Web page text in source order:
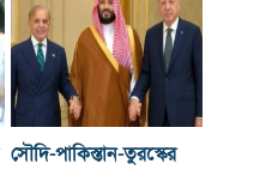
সৌদি-পাকিস্তান-তুরস্কের